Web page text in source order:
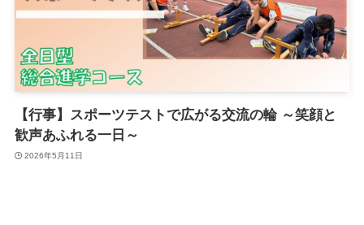
【行事】スポーツテストで広がる交流の輪 ～笑顔と
歓声あふれる一日～
2026年5月11日